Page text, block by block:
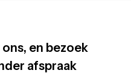
en bezoek
afspraak